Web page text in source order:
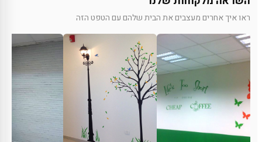
ראו איך אחרים מעצבים את הבית שלהם עם הטפט הזה